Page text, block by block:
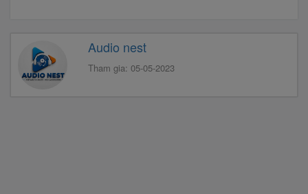
Audio nest
Tham gia: 05-05-2023